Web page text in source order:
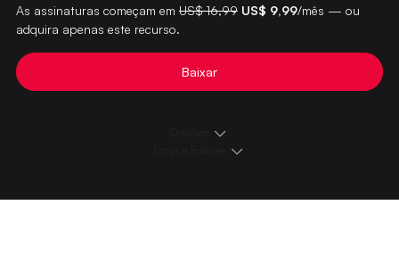
As assinaturas começam em US$ 16,99 US$ 9,99/mês — ou
adquira apenas este recurso.
Baixar